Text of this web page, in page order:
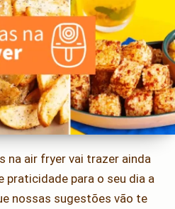
na air fryer vai trazer ainda
praticidade para o seu dia a
nossas sugestões vão te